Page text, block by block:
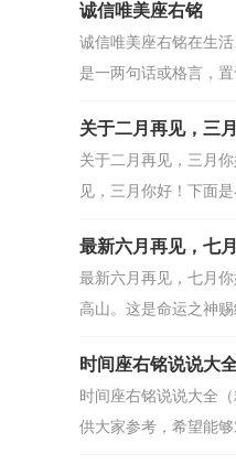
诚信唯美座右铭
诚信唯美座右铭在生
是一两句话或格言，
关于二月再见，三
关于二月再见，三月
见，三月你好！下面
最新六月再见，七
最新六月再见，七月
高山。这是命运之神
时间座右铭说说大
时间座右铭说说大全
供大家参考，希望能